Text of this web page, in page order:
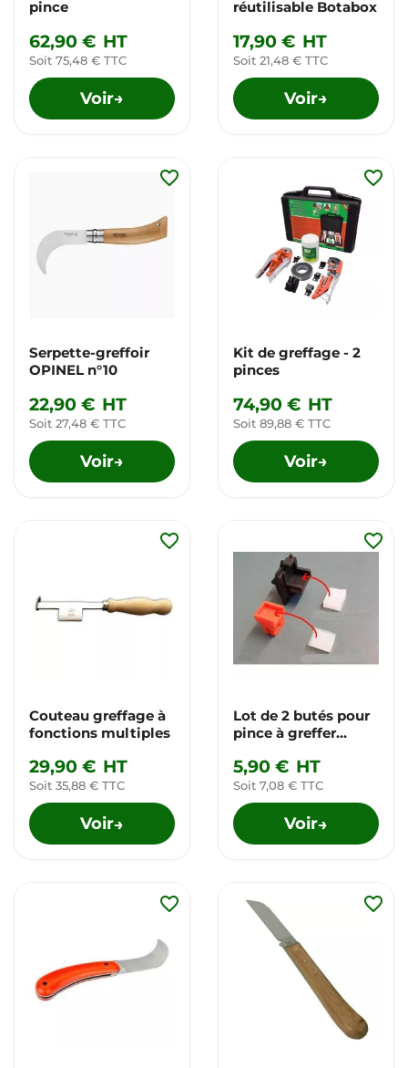
pince
62,90 € HT
Soit 75,48 € TTC
Voir→
réutilisable Botabox
17,90 € HT
Soit 21,48 € TTC
Voir→
Serpette-greffoir
OPINEL n°10
22,90 € HT
Soit 27,48 € TTC
Voir→
favorite_border
Kit de greffage - 2
pinces
74,90 € HT
Soit 89,88 € TTC
Voir→
favorite_border
Couteau greffage à
fonctions multiples
29,90 € HT
Soit 35,88 € TTC
Voir→
favorite_border
Lot de 2 butés pour
pince à greffer
5,90 € HT
Soit 7,08 € TTC
Voir→
favorite_border
favorite_border favorite_border